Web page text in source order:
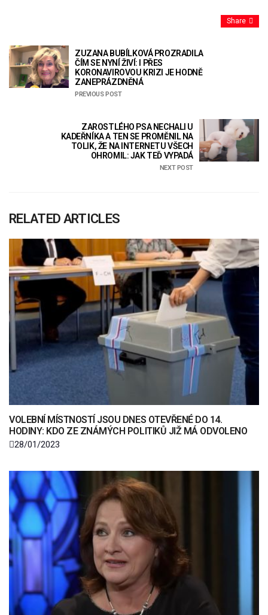
Share
ZUZANA BUBÍLKOVÁ PROZRADILA
ČÍM SE NYNÍ ŽIVÍ: I PŘES
KORONAVIROVOU KRIZI JE HODNĚ
ZANEPRÁZDNĚNÁ
PREVIOUS POST
ZAROSTLÉHO PSA NECHALI U
KADEŘNÍKA A TEN SE PROMĚNIL NA
TOLIK, ŽE NA INTERNETU VŠECH
OHROMIL: JAK TEĎ VYPADÁ
NEXT POST
RELATED ARTICLES
VOLEBNÍ MÍSTNOSTÍ JSOU DNES OTEVŘENÉ DO 14.
HODINY: KDO ZE ZNÁMÝCH POLITIKŮ JIŽ MÁ ODVOLENO
28/01/2023